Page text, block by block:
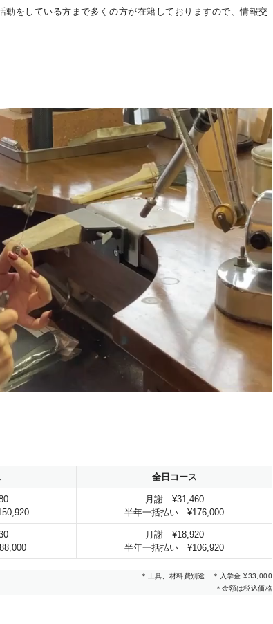
をしている方まで多くの方が在籍しておりますので、情報交
全日コース
月謝 ¥31,460
半年一括払い ¥176,000
月謝 ¥18,920
半年一括払い ¥106,920
＊工具、材料費別途 ＊入学金 ¥33,000
＊金額は税込価格